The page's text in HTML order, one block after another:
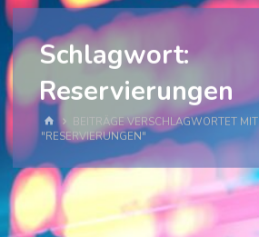
Schlagwort:
Reservierungen
STARTBEITRÄGE VERSCHLAGWORTET MIT
"RESERVIERUNGEN"